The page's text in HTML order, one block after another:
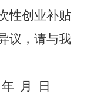
性创业补贴
议，请与我
年 月
日